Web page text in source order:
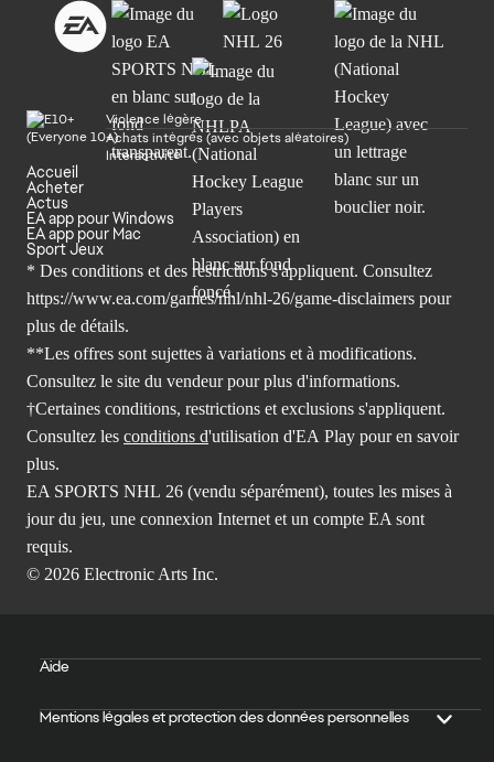
Violence légère
Achats intégrés (avec objets aléatoires)
Interactivité
Accueil
Acheter
Actus
EA app pour Windows
EA app pour Mac
Sport Jeux
* Des conditions et des restrictions s'appliquent. Consultez
https://www.ea.com/games/nhl/nhl-26/game-disclaimers pour
plus de détails.
**Les offres sont sujettes à variations et à modifications.
Consultez le site du vendeur pour plus d'informations.
†Certaines conditions, restrictions et exclusions s'appliquent.
Consultez les conditions d'utilisation d'EA Play pour en savoir
plus.
EA SPORTS NHL 26 (vendu séparément), toutes les mises à
jour du jeu, une connexion Internet et un compte EA sont
requis.
© 2026 Electronic Arts Inc.
Aide
Mentions légales et protection des données personnelles